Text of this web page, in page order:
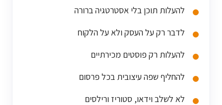
להעלות תוכן בלי אסטרטגיה ברורה
לדבר רק על העסק ולא על הלקוח
להעלות רק פוסטים מכירתיים
להחליף שפה עיצובית בכל פרסום
לא לשלב וידאו, סטוריז ורילסים